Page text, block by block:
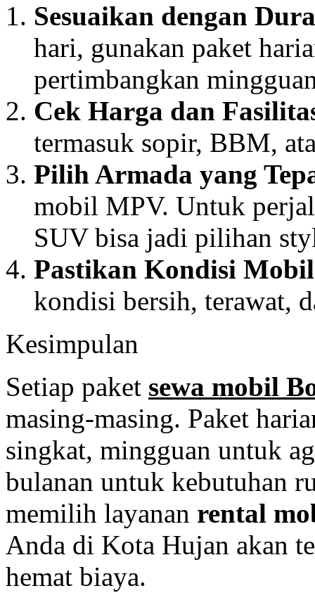
Sesuaikan dengan
hari, gunakan paket
pertimbangkan
Cek Harga dan
termasuk sopir, BBM,
Pilih Armada yang
mobil MPV. Untuk
SUV bisa jadi pilihan
Pastikan Kondisi
kondisi bersih, terawat,
Kesimpulan
Setiap paket sewa mobil
masing-masing. Paket
singkat, mingguan untuk
bulanan untuk kebutuhan
memilih layanan rental
Anda di Kota Hujan akan
hemat biaya.